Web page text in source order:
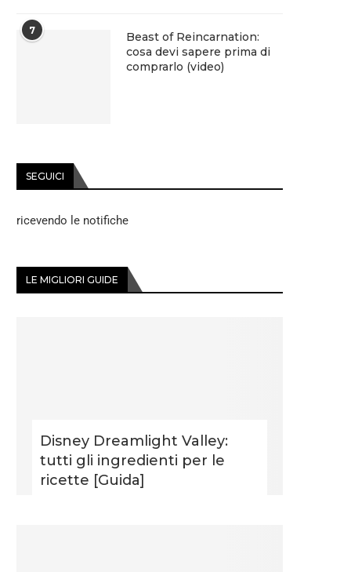
7
Beast of Reincarnation:
cosa devi sapere prima di
comprarlo (video)
SEGUICI
ricevendo le notifiche
LE MIGLIORI GUIDE
Disney Dreamlight Valley:
tutti gli ingredienti per le
ricette [Guida]